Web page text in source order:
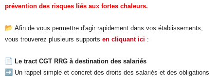
prévention des risques liés aux fortes chaleurs.
Afin de vous permettre d'agir rapidement dans vos établissements,
vous trouverez plusieurs supports en cliquant ici :
Le tract CGT RRG à destination des salariés
Un rappel simple et concret des droits des salariés et des obligations